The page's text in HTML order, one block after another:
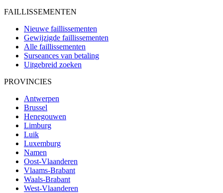
FAILLISSEMENTEN
Nieuwe faillissementen
Gewijzigde faillissementen
Alle faillissementen
Surseances van betaling
Uitgebreid zoeken
PROVINCIES
Antwerpen
Brussel
Henegouwen
Limburg
Luik
Luxemburg
Namen
Oost-Vlaanderen
Vlaams-Brabant
Waals-Brabant
West-Vlaanderen